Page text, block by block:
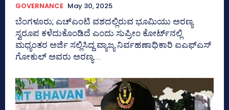
GOVERNANCE May 30, 2025
ಬೆಂಗಳೂರು; ಎಚ್‌ಎಂಟಿ ವಶದಲ್ಲಿರುವ ಭೂಮಿಯು ಅರಣ್ಯ
ಸ್ವರೂಪ ಕಳೆದುಕೊಂಡಿದೆ ಎಂದು ಸುಪ್ರೀಂ ಕೋರ್ಟ್‌ನಲ್ಲಿ
ಮಧ್ಯಂತರ ಅರ್ಜಿ ಸಲ್ಲಿಸಿದ್ದ ವ್ಯಾಜ್ಯ ನಿರ್ವಹಣಾಧಿಕಾರಿ ಐಎಫ್‌ಎಸ್‌
ಗೋಕುಲ್‌ ಅವರು ಅರಣ್ಯ...